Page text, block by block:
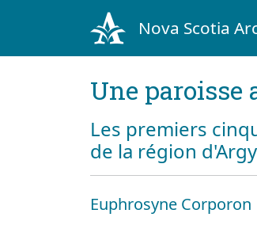
Nova Scotia
Une paroisse
Les premiers
de la région
Euphrosyne Corporon